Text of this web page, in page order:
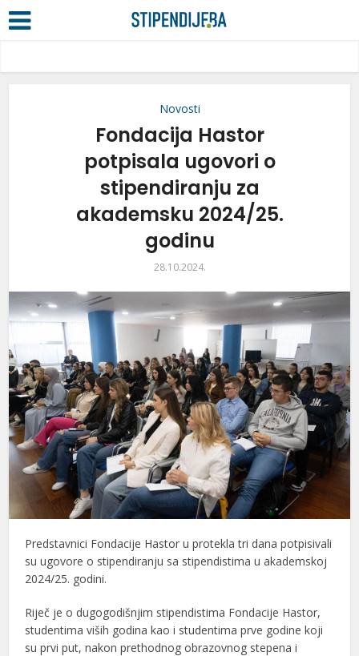
Novosti
Fondacija Hastor
potpisala ugovori o
stipendiranju za
akademsku 2024/25.
godinu
28.10.2024.
Predstavnici Fondacije Hastor u protekla tri dana potpisivali
su ugovore o stipendiranju sa stipendistima u akademskoj
2024/25. godini.
Riječ je o dugogodišnjim stipendistima Fondacije Hastor,
studentima viših godina kao i studentima prve godine koji
su prvi put, nakon prethodnog obrazovnog stepena i